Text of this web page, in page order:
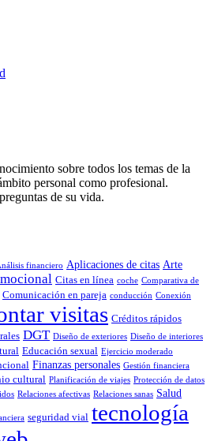
sobre todos los temas de la
personal como profesional.
de su vida.
financiero Aplicaciones de citas Arte
Citas en línea coche Comparativa de
Comunicación en pareja conducción Conexión
visitas Créditos rápidos
DGT Diseño de exteriores Diseño de interiores
Educación sexual Ejercicio moderado
Finanzas personales Gestión financiera
cultural Planificación de viajes Protección de datos
Relaciones afectivas Relaciones sanas Salud
seguridad vial tecnología